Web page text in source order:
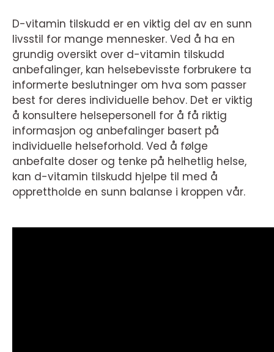
D-vitamin tilskudd er en viktig del av en sunn
livsstil for mange mennesker. Ved å ha en
grundig oversikt over d-vitamin tilskudd
anbefalinger, kan helsebevisste forbrukere ta
informerte beslutninger om hva som passer
best for deres individuelle behov. Det er viktig
å konsultere helsepersonell for å få riktig
informasjon og anbefalinger basert på
individuelle helseforhold. Ved å følge
anbefalte doser og tenke på helhetlig helse,
kan d-vitamin tilskudd hjelpe til med å
opprettholde en sunn balanse i kroppen vår.